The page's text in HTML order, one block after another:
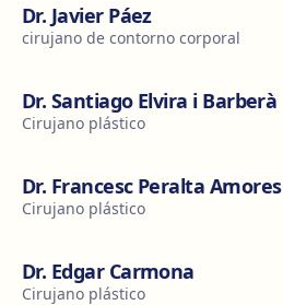
Dr. Javier Páez
cirujano de contorno corporal
Dr. Santiago Elvira i Barberà
Cirujano plástico
Dr. Francesc Peralta Amores
Cirujano plástico
Dr. Edgar Carmona
Cirujano plástico